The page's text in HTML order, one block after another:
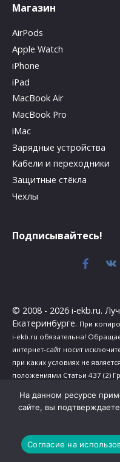
Магазин
AirPods
Apple Watch
iPhone
iPad
MacBook Air
MacBook Pro
iMac
Зарядные устройства
Кабели и переходники
Защитные стёкла
Чехлы
Подписывайтесь!
© 2008 - 2026 i-ekb.ru.
Екатеринбурге. При
i-ekb.ru обязательна!
интернет-сайт носит
при каких условиях не
положениями Статьи 437 (2)
Политика в отношении
Сведения о реализуемых
На данном ресурсе
сайте, вы
Согласие на